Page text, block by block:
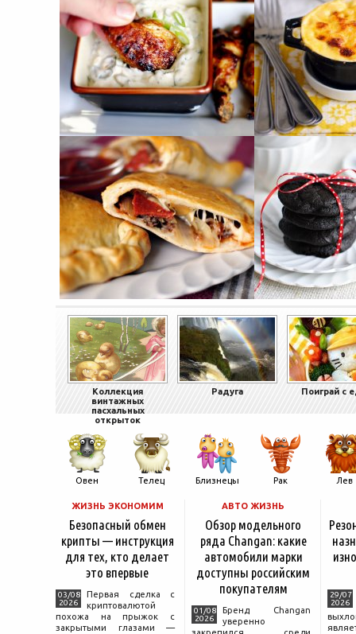
Коллекция
винтажных
пасхальных
открыток
Радуга Поиграй с
Овен Телец Близнецы Рак Лев
ЖИЗНЬ ЭКОНОМИМ
Безопасный обмен
крипты — инструкция
для тех, кто делает
это впервые
03/08
2026
Первая сделка с
криптовалютой
похожа на прыжок с
закрытыми глазами —
АВТО ЖИЗНЬ
Обзор модельного
ряда Changan: какие
автомобили марки
доступны российским
покупателям
01/08
2026
Бренд Changan
уверенно
29/07
2026